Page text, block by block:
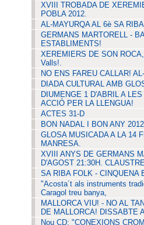
XVIII TROBADA DE
POBLA 2012.
AL-MAYURQA AL 6è SA
GERMANS MARTORELL -
ESTABLIMENTS!
XEREMIERS DE SON
Valls!.
NO ENS FAREU CALLAR!
DIADA CULTURAL AMB
DIUMENGE 1 D'ABRIL A
ACCIÓ PER LA LLENGUA!
ACTES 31-D
BON NADAL I BON ANY 2012
GLOSA MUSICADA A LA 14
MANRESA.
XVIII ANYS DE GERMANS
D'AGOST 21:30H.
SA RIBA FOLK - CINQUENA
"Acosta´t als instruments
Caragol treu banya,
MALLORCA VIU! - NO AL
DE MALLORCA! DISSABTE
Nou CD: "CONEXIONS